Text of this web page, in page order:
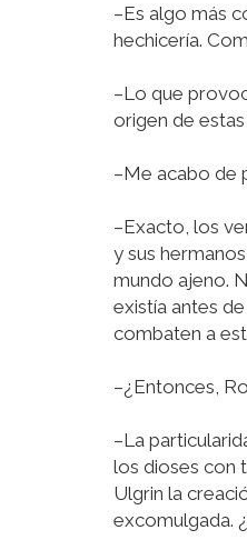
–Es algo más
hechicería.
–Lo que
origen de
–Me acabo de
–Exacto, los
y sus
mundo ajeno.
existía antes
combaten a
–¿Entonces,
–La
los dioses con
Ulgrin la
excomulgada.